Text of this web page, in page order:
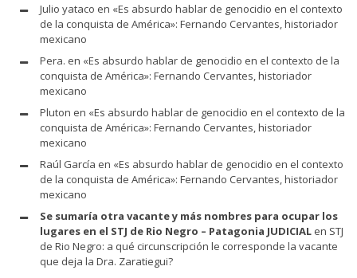
Julio yataco en «Es absurdo hablar de genocidio en el contexto
de la conquista de América»: Fernando Cervantes, historiador
mexicano
Pera. en «Es absurdo hablar de genocidio en el contexto de la
conquista de América»: Fernando Cervantes, historiador
mexicano
Pluton en «Es absurdo hablar de genocidio en el contexto de la
conquista de América»: Fernando Cervantes, historiador
mexicano
Raúl García en «Es absurdo hablar de genocidio en el contexto
de la conquista de América»: Fernando Cervantes, historiador
mexicano
Se sumaría otra vacante y más nombres para ocupar los
lugares en el STJ de Rio Negro – Patagonia JUDICIAL en STJ
de Rio Negro: a qué circunscripción le corresponde la vacante
que deja la Dra. Zaratiegui?